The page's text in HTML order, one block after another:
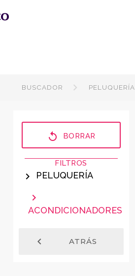
BUSCADOR PELUQUERÍA
replay BORRAR
FILTROS
chevron_right PELUQUERÍA
chevron_right
ACONDICIONADORES
chevron_left ATRÁS